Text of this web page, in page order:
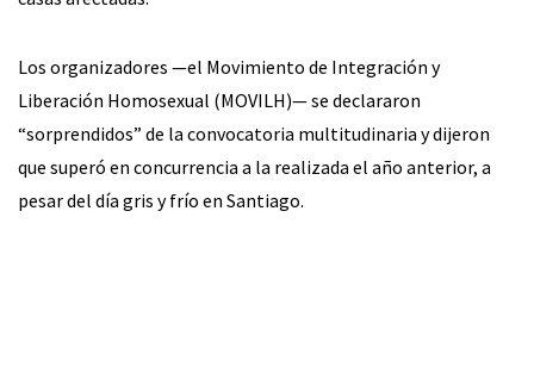
Los organizadores —el Movimiento de Integración y
Liberación Homosexual (MOVILH)— se declararon
“sorprendidos” de la convocatoria multitudinaria y dijeron
que superó en concurrencia a la realizada el año anterior, a
pesar del día gris y frío en Santiago.